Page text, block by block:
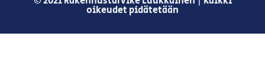
oikeudet pidätetään